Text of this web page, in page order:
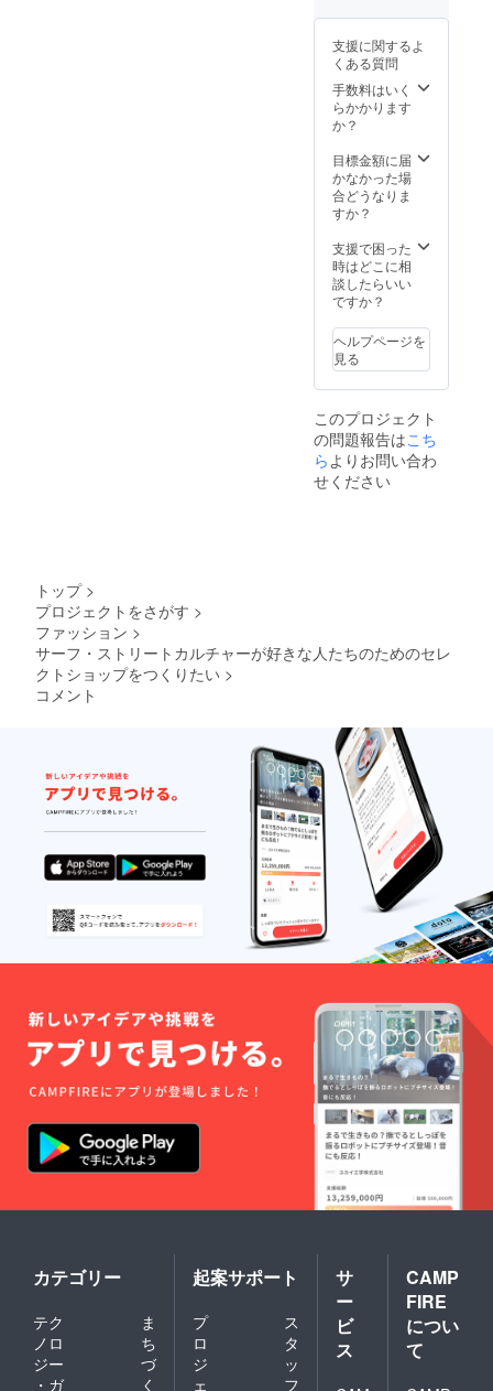
た方の
名前 ※
支援
時、必
ず備考
欄にご
をご記
入くだ
さい。
ム可）
セージ
ポスト
カード
●LOVL
UEオ
サイト
に支援
してい
名前 ※
支援
時、必
ず備考
希望の
お名前
をご記
入くだ
（※ニッ
クネー
ム可）
支援に関するよ
くある質問
手数料はいく
らかかります
か？
目標金額に届
かなかった場
合どうなりま
すか？
支援で困った
時はどこに相
談したらいい
ですか？
ヘルプページを
見る
このプロジェクト
の問題報告はこち
らよりお問い合わ
せください
トップ >
プロジェクトをさがす >
ファッション >
サーフ・ストリートカルチャーが好きな人たちのためのセレ
クトショップをつくりたい >
コメント
カテゴリー
テク
ノロ
ジー
・ガ
ま
ち
づ
く
起案サポート
プ
ロ
ジ
ェ
ス
タ
ッ
フ
サ
ー
ビ
ス
CAMP
FIRE
につい
て